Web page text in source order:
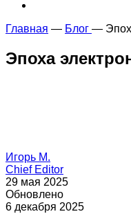
Главная — Блог —
Эпоха
Игорь М.
Chief Editor
29 мая 2025
Обновлено
6 декабря 2025